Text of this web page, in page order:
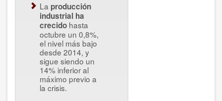
La producción
industrial ha
crecido hasta
octubre un 0,8%,
el nivel más bajo
desde 2014, y
sigue siendo un
14% inferior al
máximo previo a
la crisis.